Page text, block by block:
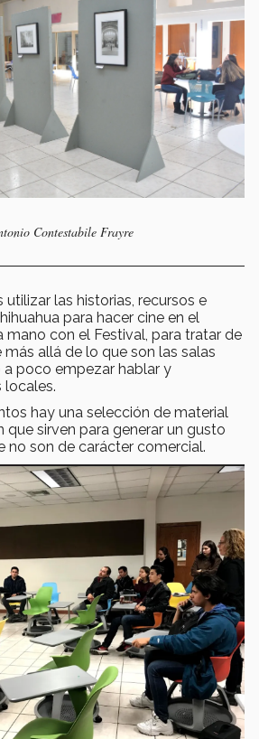
Contestabile Frayre
utilizar las historias, recursos e
para hacer cine en el
mano con el Festival, para tratar de
allá de lo que son las salas
poco empezar hablar y
locales.
hay una selección de material
que sirven para generar un gusto
no son de carácter comercial.